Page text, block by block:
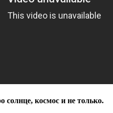
солнце, космос и не только.